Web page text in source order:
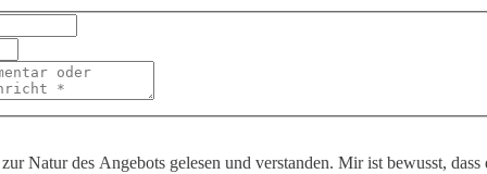
Natur des Angebots gelesen und verstanden. Mir ist bewusst, dass